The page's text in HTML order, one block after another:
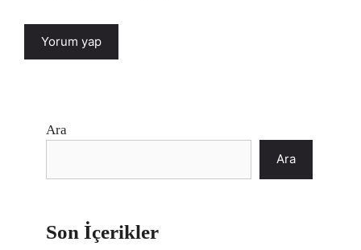
Ara
Ara
Son İçerikler